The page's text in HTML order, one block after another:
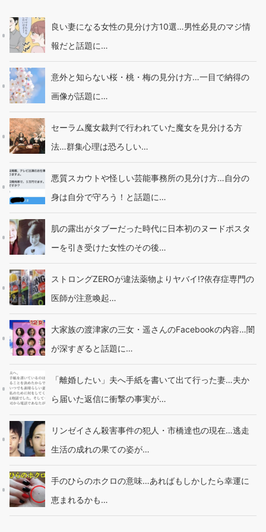
良い妻になる女性の見分け方10選…男性必見のマジ情
報だと話題に…
意外と知らない桜・桃・梅の見分け方…一目で納得の
画像が話題に…
セーラム魔女裁判で行われていた魔女を見分ける方
法…群集心理は恐ろしい…
悪質スカウトや怪しい芸能事務所の見分け方…自分の
身は自分で守ろう！と話題に…
肌の露出がタブーだった時代に日本初のヌードポスタ
ーを引き受けた女性のその後…
ストロングZEROが違法薬物よりヤバイ!?依存症専門の
医師が注意喚起…
大家族の渡津家の三女・遥さんのFacebookの内容…闇
が深すぎると話題に…
「離婚したい」夫へ手紙を書いて出て行った妻…夫か
ら届いた返信に衝撃の事実が…
リンゼイさん殺害事件の犯人・市橋達也の現在…逃走
生活の成れの果ての姿が…
手のひらのホクロの意味…あればもしかしたら幸運に
恵まれるかも…